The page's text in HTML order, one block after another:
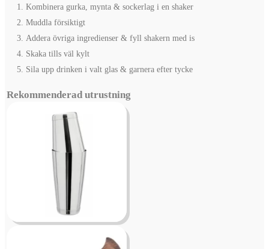
Kombinera gurka, mynta & sockerlag i en shaker
Muddla försiktigt
Addera övriga ingredienser & fyll shakern med is
Skaka tills väl kylt
Sila upp drinken i valt glas & garnera efter tycke
Rekommenderad utrustning